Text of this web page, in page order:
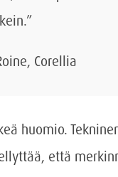
Corellia
huomio.
että